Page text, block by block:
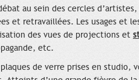
au sein des cercles
et retravaillées. Les usages et
des vues de projections et
etc.
de verre prises en studio,